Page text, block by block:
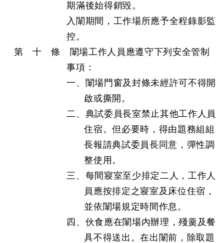
期滿後始得銷毀。
入闈期間，工作場所應予全程錄影監
控。
第 十 條 闈場工作人員應遵守下列安全管制
事項：
一、闈場門窗及封條未經許可不得開
啟或撕開。
二、典試委員長室禁止其他工作人員
住宿。但必要時，得由題務組組
長報請典試委員長同意，彈性調
整使用。
三、每間寢室至少排定二人，工作人
員應按排定之寢室及床位住宿，
並依闈場規定時間作息。
四、伙食應在闈場內辦理，殘羹及餐
具不得送出。在出闈前，除取題